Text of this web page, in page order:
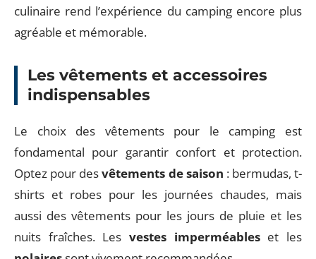
culinaire rend l’expérience du camping encore plus
agréable et mémorable.
Les vêtements et accessoires
indispensables
Le choix des vêtements pour le camping est
fondamental pour garantir confort et protection.
Optez pour desvêtements de saison : bermudas, t-
shirts et robes pour les journées chaudes, mais
aussi des vêtements pour les jours de pluie et les
nuits fraîches. Les vestes imperméableset les